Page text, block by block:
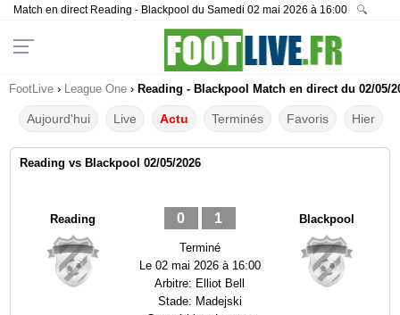
Match en direct Reading - Blackpool du Samedi 02 mai 2026 à 16:00 🔍
FootLive › League One › Reading - Blackpool Match en direct du 02/05/
Aujourd'hui Live Actu Terminés Favoris Hier
Reading vs Blackpool 02/05/2026
Reading 0 1
Terminé
Le 02 mai 2026 à 16:00
Arbitre: Elliot Bell
Stade: Madejski
Blackpool